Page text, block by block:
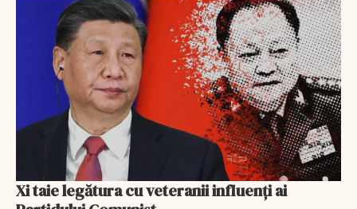
Xi taie legătura cu veteranii influenți ai